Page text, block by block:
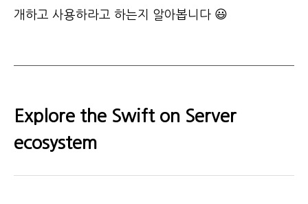
개하고 사용하라고 하는지 알아봅니다 😃
Explore the Swift on Server
ecosystem